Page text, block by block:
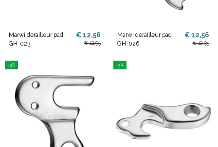
Marwi derailleur pad
GH-023
€ 12,56
€ 12,95
Marwi derailleur pad
GH-026
€ 12,56
€ 12,95
-3% -3%